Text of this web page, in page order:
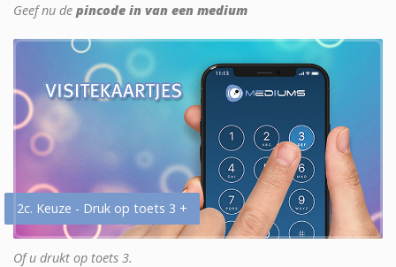
Geef nu de pincode in van een medium
2c. Keuze - Druk op toets 3 +
Of u drukt op toets 3.